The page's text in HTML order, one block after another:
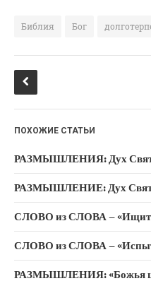
Мини-Проповеди
Музыка-Видео
Поэзия
Проповедь-Видео
Размышления
Семинар "Второе
Пришествие ИХ"
Служителей
Слово Из Слова
e
b
k
o
kl
ni
ki
te
r
Библия Бог
ПОХОЖИЕ СТАТЬИ